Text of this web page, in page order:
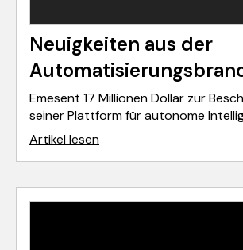
Neuigkeiten aus der
Emesent 17 Millionen Dollar zur
seiner Plattform für autonome
Artikel lesen